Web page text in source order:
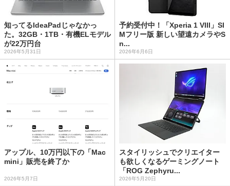
知ってるIdeaPadじゃなかっ
た。32GB・1TB・有機ELモデル
が22万円台
2026年5月31日
予約受付中！「Xperia 1 VIII」SI
Mフリー版 新しい望遠カメラやS
n...
2026年6月6日
アップル、10万円以下の「Mac
mini」販売を終了か
2026年5月7日
スタイリッシュでクリエイター
も欲しくなるゲーミングノート
「ROG Zephyru...
2026年5月20日